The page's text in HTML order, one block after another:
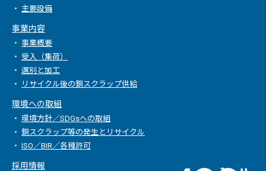
主要設備
事業内容
事業概要
受入（集荷）
選別と加工
リサイクル後の銅スクラップ供給
環境への取組
環境方針／SDGsへの取組
銅スクラップ等の発生とリサイクル
ISO／BIR／各種許可
採用情報